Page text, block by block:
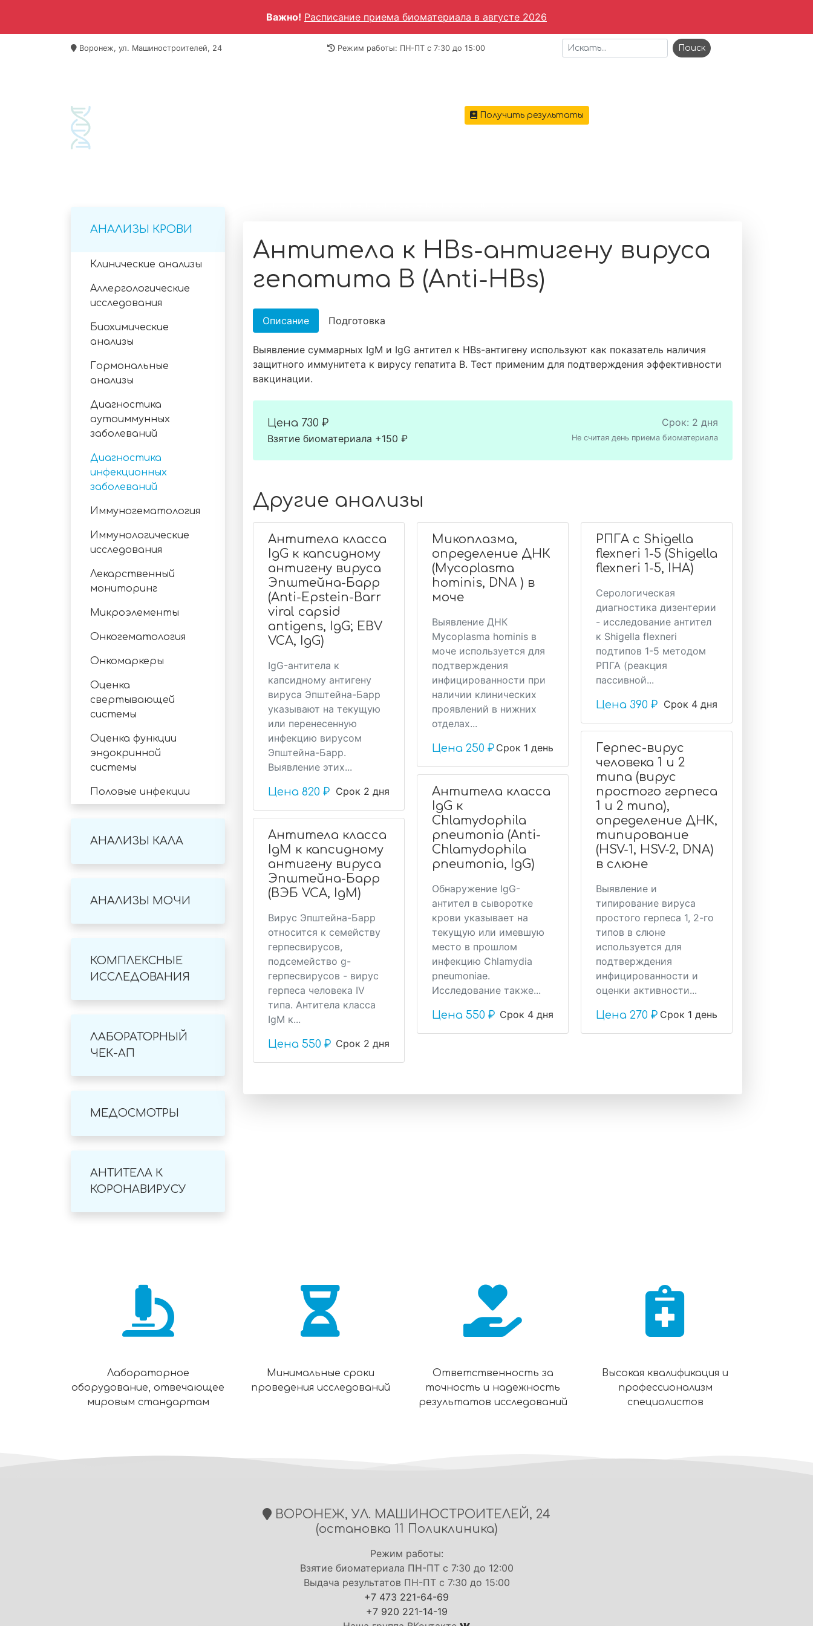
Важно! Расписание приема биоматериала в августе 2026
Воронеж, ул. Машиностроителей, 24 Режим работы: ПН-ПТ c 7:30 до 15:00
Получить результаты
АНАЛИЗЫ КРОВИ
Клинические анализы
Аллергологические
исследования
Биохимические
анализы
Гормональные
анализы
Диагностика
аутоиммунных
заболеваний
Диагностика
инфекционных
заболеваний
Иммуногематология
Иммунологические
исследования
Лекарственный
мониторинг
Микроэлементы
Онкогематология
Онкомаркеры
Оценка
свертывающей
системы
Оценка функции
эндокринной
системы
Половые инфекции
АНАЛИЗЫ КАЛА
АНАЛИЗЫ МОЧИ
КОМПЛЕКСНЫЕ
ИССЛЕДОВАНИЯ
ЛАБОРАТОРНЫЙ
ЧЕК-АП
МЕДОСМОТРЫ
АНТИТЕЛА К
КОРОНАВИРУСУ
Антитела к HBs-антигену вируса
гепатита B (Anti-HBs)
Описание Подготовка
Выявление суммарных IgM и IgG антител к HBs-антигену используют как показатель наличия
защитного иммунитета к вирусу гепатита В. Тест применим для подтверждения эффективности
вакцинации.
Цена 730 ₽
Взятие биоматериала +150 ₽
Срок: 2 дня
Не считая день приема биоматериала
Другие анализы
Антитела класса
IgG к капсидному
антигену вируса
Эпштейна-Барр
(Anti-Epstein-Barr
viral capsid
antigens, IgG; EBV
VCA, IgG)
IgG-антитела к
капсидному антигену
вируса Эпштейна-Барр
указывают на текущую
или перенесенную
инфекцию вирусом
Эпштейна-Барр.
Выявление этих...
Срок 2 дня
Цена 820 ₽
Антитела класса
IgM к капсидному
антигену вируса
Эпштейна-Барр
(ВЭБ VCA, IgM)
Вирус Эпштейна-Барр
относится к семейству
герпесвирусов,
подсемейство g-
герпесвирусов - вирус
герпеса человека IV
типа. Антитела класса
IgM к...
Срок 2 дня
Цена 550 ₽
Микоплазма,
определение ДНК
(Mycoplasma
hominis, DNA ) в
моче
Выявление ДНК
Mycoplasma hominis в
моче используется для
подтверждения
инфицированности при
наличии клинических
проявлений в нижних
отделах...
Срок 1 день
Цена 250 ₽
Антитела класса
IgG к
Chlamydophila
pneumonia (Anti-
Chlamydophila
pneumonia, IgG)
Обнаружение IgG-
антител в сыворотке
крови указывает на
текущую или имевшую
место в прошлом
инфекцию Chlamydia
pneumoniae.
Исследование также...
Срок 4 дня
Цена 550 ₽
РПГА с Shigella
flexneri 1-5 (Shigella
flexneri 1-5, IHA)
Серологическая
диагностика дизентерии
- исследование антител
к Shigella flexneri
подтипов 1-5 методом
РПГА (реакция
пассивной...
Срок 4 дня
Цена 390 ₽
Герпес-вирус
человека 1 и 2
типа (вирус
простого герпеса
1 и 2 типа),
определение ДНК,
типирование
(HSV-1, HSV-2, DNA)
в слюне
Выявление и
типирование вируса
простого герпеса 1, 2-го
типов в слюне
используется для
подтверждения
инфицированности и
оценки активности...
Срок 1 день
Цена 270 ₽
Лабораторное
оборудование, отвечающее
мировым стандартам
Минимальные сроки
проведения исследований
Ответственность за
точность и надежность
результатов исследований
Высокая квалификация и
профессионализм
специалистов
ВОРОНЕЖ, УЛ. МАШИНОСТРОИТЕЛЕЙ, 24
(остановка 11 Поликлиника)
Режим работы:
Взятие биоматериала ПН-ПТ с 7:30 до 12:00
Выдача результатов ПН-ПТ с 7:30 до 15:00
+7 473 221-64-69
+7 920 221-14-19